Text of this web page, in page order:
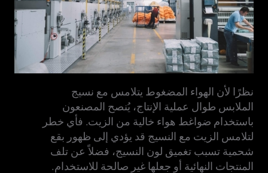
نظرًا لأن الهواء المضغوط يتلامس مع نسيج
الملابس طوال عملية الإنتاج، يُنصح المصنعون
باستخدام ضواغط هواء خالية من الزيت. فأي خطر
لتلامس الزيت مع النسيج قد يؤدي إلى ظهور بقع
شحمية تسبب تغميق لون النسيج، فضلاً عن تلف
المنتجات النهائية أو جعلها غير صالحة للاستخدام.